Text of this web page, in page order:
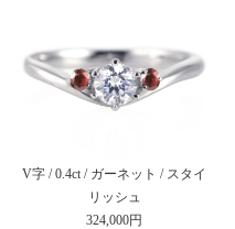
V字 / 0.4ct / ガーネット / スタイ
リッシュ
324,000円